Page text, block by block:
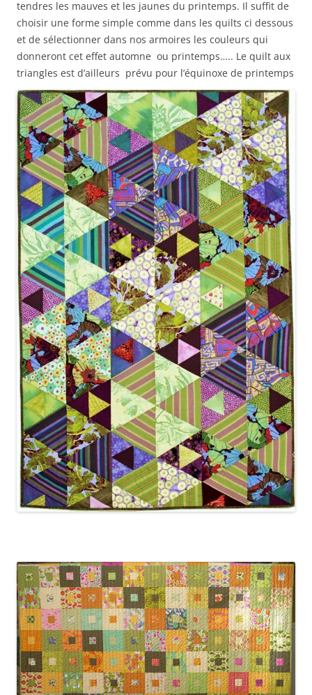
tendres les mauves et les jaunes du printemps. Il suffit de
choisir une forme simple comme dans les quilts ci dessous
et de sélectionner dans nos armoires les couleurs qui
donneront cet effet automne ou printemps….. Le quilt aux
triangles est d’ailleurs prévu pour l’équinoxe de printemps